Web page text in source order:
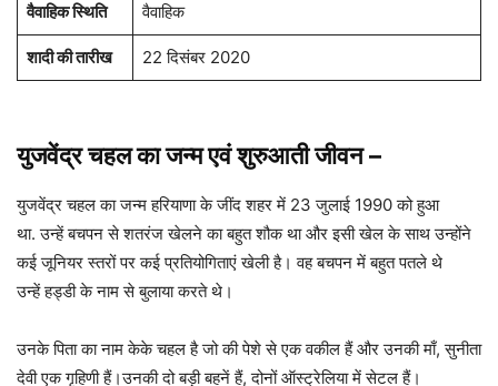
वैवाहिक स्थिति वैवाहिक
शादी की तारीख 22 दिसंबर 2020
युजवेंद्र चहल का जन्म एवं शुरुआती जीवन–
युजवेंद्र चहल का जन्म हरियाणा के जींद शहर में 23 जुलाई 1990 को हुआ
था. उन्हें बचपन से शतरंज खेलने का बहुत शौक था और इसी खेल के साथ उन्होंने
कई जूनियर स्तरों पर कई प्रतियोगिताएं खेली है। वह बचपन में बहुत पतले थे
उन्हें हड्डी के नाम से बुलाया करते थे।
उनके पिता का नाम केके चहल है जो की पेशे से एक वकील हैं और उनकी माँ, सुनीता
देवी एक गृहिणी हैं।उनकी दो बड़ी बहनें हैं, दोनों ऑस्ट्रेलिया में सेटल हैं।